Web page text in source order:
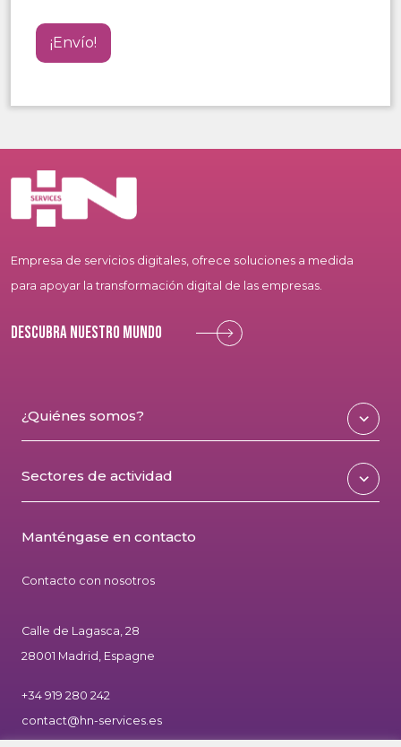
Empresa de servicios digitales, ofrece soluciones a medida
para apoyar la transformación digital de las empresas.
Descubra nuestro mundo
¿Quiénes somos?
Sectores de actividad
Manténgase en contacto
Contacto con nosotros
Calle de Lagasca, 28
28001 Madrid, Espagne
+34 919 280 242
contact@hn-services.es